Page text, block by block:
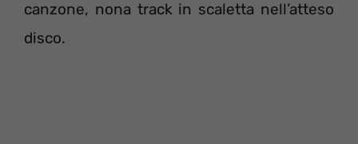
canzone, nona track in scaletta nell’atteso
disco.